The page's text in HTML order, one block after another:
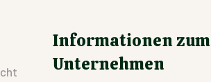
Informationen zum
Unternehmen